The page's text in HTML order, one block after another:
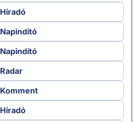
Híradó
Napindító
Napindító
Radar
Komment
Híradó